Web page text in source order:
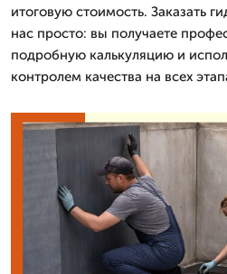
итоговую стоимость. Заказать
нас просто: вы получаете
подробную калькуляцию и
контролем качества на всех